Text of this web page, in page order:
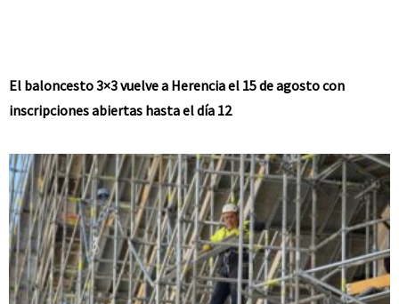
El baloncesto 3×3 vuelve a Herencia el 15 de agosto con
inscripciones abiertas hasta el día 12